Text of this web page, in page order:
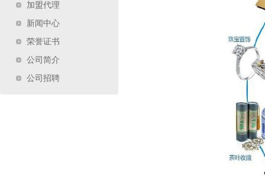
加盟代理
新闻中心
荣誉证书
公司简介
公司招聘